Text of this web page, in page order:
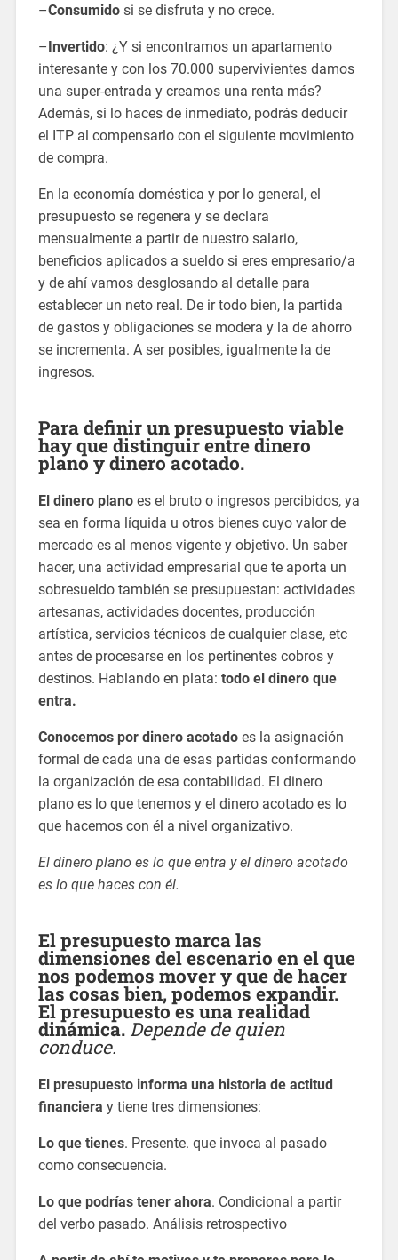
–Consumidosi se disfruta y no crece.
–Invertido: ¿Y si encontramos un apartamento
interesante y con los 70.000 supervivientes damos
una super-entrada y creamos una renta más?
Además, si lo haces de inmediato, podrás deducir
el ITP al compensarlo con el siguiente movimiento
de compra.
En la economía doméstica y por lo general, el
presupuesto se regenera y se declara
mensualmente a partir de nuestro salario,
beneficios aplicados a sueldo si eres empresario/a
y de ahí vamos desglosando al detalle para
establecer un neto real. De ir todo bien, la partida
de gastos y obligaciones se modera y la de ahorro
se incrementa. A ser posibles, igualmente la de
ingresos.
Para definir un presupuesto viable
hay que distinguir entre dinero
plano y dinero acotado.
El dinero planoes el bruto o ingresos percibidos, ya
sea en forma líquida u otros bienes cuyo valor de
mercado es al menos vigente y objetivo. Un saber
hacer, una actividad empresarial que te aporta un
sobresueldo también se presupuestan: actividades
artesanas, actividades docentes, producción
artística, servicios técnicos de cualquier clase, etc
antes de procesarse en los pertinentes cobros y
destinos. Hablando en plata: todo el dinero que
entra.
Conocemos por dinero acotadoes la asignación
formal de cada una de esas partidas conformando
la organización de esa contabilidad. El dinero
plano es lo que tenemos y el dinero acotado es lo
que hacemos con él a nivel organizativo.
El dinero plano es lo que entra y el dinero acotado
es lo que haces con él.
El presupuesto marca las
dimensiones del escenario en el que
nos podemos mover y que de hacer
las cosas bien, podemos expandir.
El presupuesto es una realidad
dinámica. Depende de quien
conduce.
El presupuesto informa una historia de actitud
financiera y tiene tres dimensiones:
Lo que tienes. Presente. que invoca al pasado
como consecuencia.
Lo que podrías tener ahora. Condicional a partir
del verbo pasado. Análisis retrospectivo